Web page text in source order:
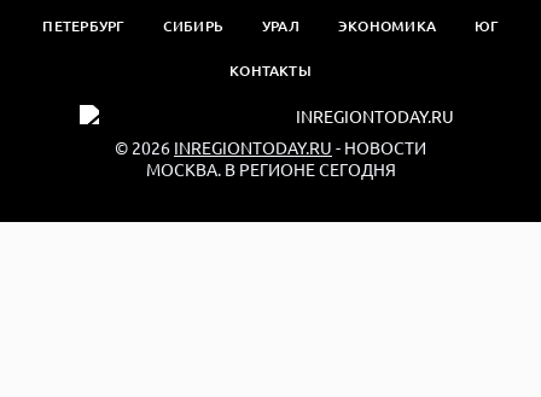
ПЕТЕРБУРГ СИБИРЬ УРАЛ ЭКОНОМИКА ЮГ
КОНТАКТЫ
© 2026 INREGIONTODAY.RU - НОВОСТИ
МОСКВА. В РЕГИОНЕ СЕГОДНЯ